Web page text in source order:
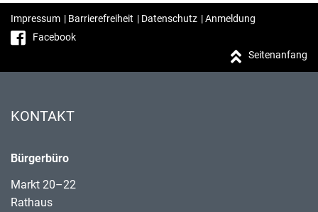
Impressum | Barrierefreiheit | Datenschutz |Anmeldung
Facebook
Seitenanfang
KONTAKT
Bürgerbüro
Markt 20–22
Rathaus